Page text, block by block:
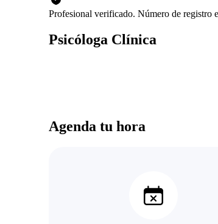
Profesional verificado. Número de registro
Psicóloga Clínica
Agenda tu hora